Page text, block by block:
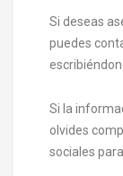
Si deseas
puedes
Si la
olvides
sociales